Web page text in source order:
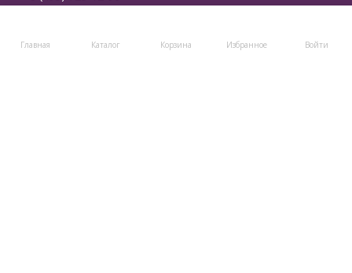
Главная Каталог Корзина Избранное Войти